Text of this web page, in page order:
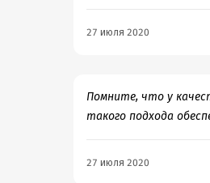
27 июля 2020
Помните, что у
такого подхода
27 июля 2020